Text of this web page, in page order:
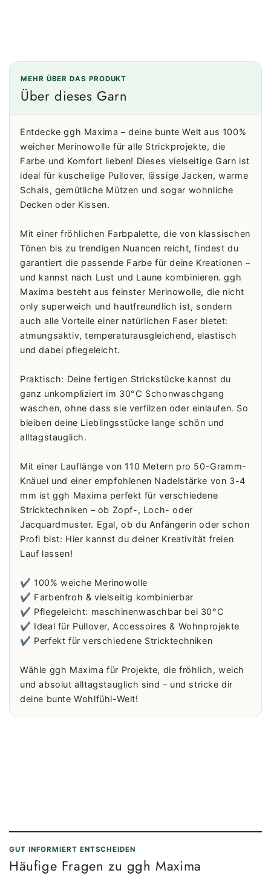
MEHR ÜBER DAS PRODUKT
Über dieses Garn
Entdecke ggh Maxima – deine bunte Welt aus 100%
weicher Merinowolle für alle Strickprojekte, die
Farbe und Komfort lieben! Dieses vielseitige Garn ist
ideal für kuschelige Pullover, lässige Jacken, warme
Schals, gemütliche Mützen und sogar wohnliche
Decken oder Kissen.
Mit einer fröhlichen Farbpalette, die von klassischen
Tönen bis zu trendigen Nuancen reicht, findest du
garantiert die passende Farbe für deine Kreationen –
und kannst nach Lust und Laune kombinieren. ggh
Maxima besteht aus feinster Merinowolle, die nicht
only superweich und hautfreundlich ist, sondern
auch alle Vorteile einer natürlichen Faser bietet:
atmungsaktiv, temperaturausgleichend, elastisch
und dabei pflegeleicht.
Praktisch: Deine fertigen Strickstücke kannst du
ganz unkompliziert im 30°C Schonwaschgang
waschen, ohne dass sie verfilzen oder einlaufen. So
bleiben deine Lieblingsstücke lange schön und
alltagstauglich.
Mit einer Lauflänge von 110 Metern pro 50-Gramm-
Knäuel und einer empfohlenen Nadelstärke von 3-4
mm ist ggh Maxima perfekt für verschiedene
Stricktechniken – ob Zopf-, Loch- oder
Jacquardmuster. Egal, ob du Anfängerin oder schon
Profi bist: Hier kannst du deiner Kreativität freien
Lauf lassen!
✔️ 100% weiche Merinowolle
✔️ Farbenfroh & vielseitig kombinierbar
✔️ Pflegeleicht: maschinenwaschbar bei 30°C
✔️ Ideal für Pullover, Accessoires & Wohnprojekte
✔️ Perfekt für verschiedene Stricktechniken
Wähle ggh Maxima für Projekte, die fröhlich, weich
und absolut alltagstauglich sind – und stricke dir
deine bunte Wohlfühl-Welt!
GUT INFORMIERT ENTSCHEIDEN
Häufige Fragen zu ggh Maxima